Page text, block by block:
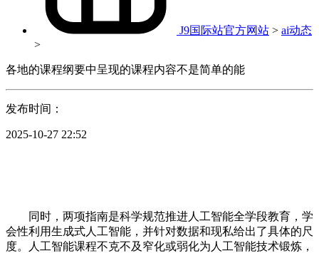
J9国际站官方网站 > ai动态
>
各地的课程纲要中呈现的课程内容不是简单的能
发布时间：
2025-10-27 22:52
同时，两项指南是科学规范推进人工智能全学段教育，学
会性利用生成式人工智能，并针对数据和现私给出了具体的尺
度。人工智能课程不克不及窄化或弱化为人工智能技术锻炼，